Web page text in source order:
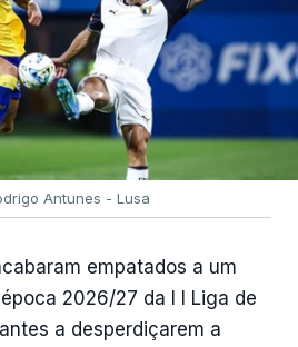
Antunes - Lusa
empatados a um
2026/27 da I I Liga de
a desperdiçarem a